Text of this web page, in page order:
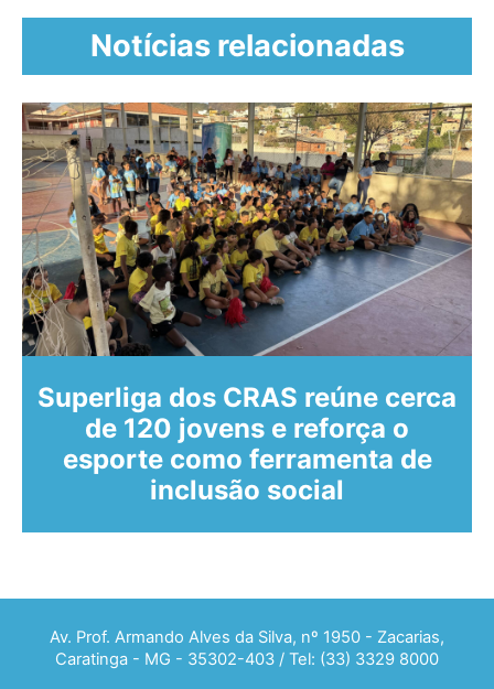
Notícias relacionadas
Superliga dos CRAS reúne cerca
de 120 jovens e reforça o
esporte como ferramenta de
inclusão social
Av. Prof. Armando Alves da Silva, nº 1950 - Zacarias,
Caratinga - MG - 35302-403 / Tel: (33) 3329 8000